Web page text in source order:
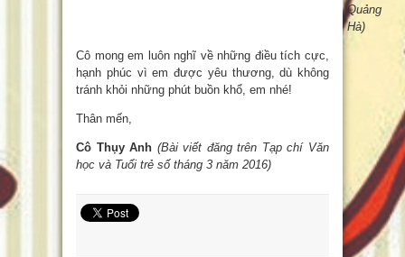
Quảng
Hà)
Cô mong em luôn nghĩ về những điều tích cực,
hạnh phúc vì em được yêu thương, dù không
tránh khỏi những phút buồn khổ, em nhé!
Thân mến,
Cô Thụy Anh (Bài viết đăng trên Tạp chí Văn
học và Tuổi trẻ số tháng 3 năm 2016)